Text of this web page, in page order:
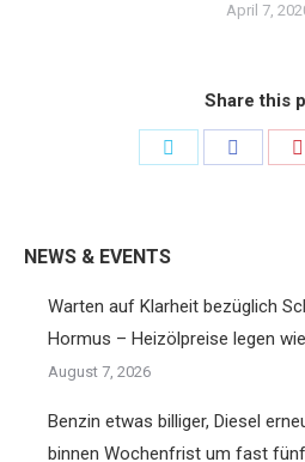
April 7,
Share this
NEWS & EVENTS
Warten auf Klarheit bezüglich
Hormus – Heizölpreise legen
August 7, 2026
Benzin etwas billiger, Diesel
binnen Wochenfrist um fast